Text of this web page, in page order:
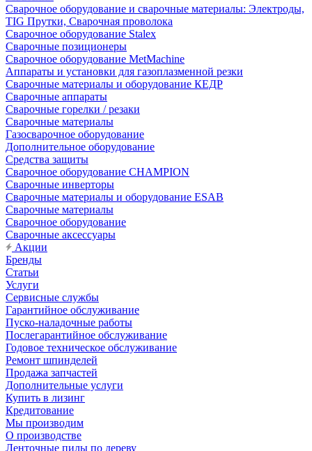
Сварочное оборудование и сварочные материалы: Электроды,
TIG Прутки, Сварочная проволока
Сварочное оборудование Stalex
Сварочные позиционеры
Сварочное оборудование MetMachine
Аппараты и установки для газоплазменной резки
Сварочные материалы и оборудование КЕДР
Сварочные аппараты
Сварочные горелки / резаки
Сварочные материалы
Газосварочное оборудование
Дополнительное оборудование
Средства защиты
Сварочное оборудование CHAMPION
Сварочные инверторы
Сварочные материалы и оборудование ESAB
Сварочные материалы
Сварочное оборудование
Сварочные аксессуары
Акции
Бренды
Статьи
Услуги
Сервисные службы
Гарантийное обслуживание
Пуско-наладочные работы
Послегарантийное обслуживание
Годовое техническое обслуживание
Ремонт шпинделей
Продажа запчастей
Дополнительные услуги
Купить в лизинг
Кредитование
Мы производим
О производстве
Ленточные пилы по дереву